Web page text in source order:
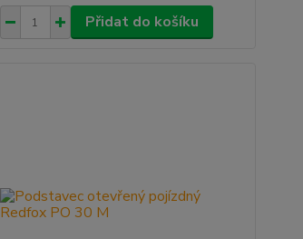
Přidat do košíku